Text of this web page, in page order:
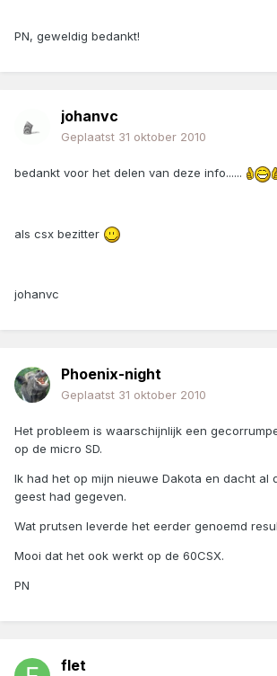
PN, geweldig bedankt!
johanvc
Geplaatst 31 oktober 2010
bedankt voor het delen van deze info......
als csx bezitter
johanvc
Phoenix-night
Geplaatst 31 oktober 2010
Het probleem is waarschijnlijk een
op de micro SD.
Ik had het op mijn nieuwe Dakota en dacht al
geest had gegeven.
Wat prutsen leverde het eerder genoemd
Mooi dat het ook werkt op de 60CSX.
PN
flet